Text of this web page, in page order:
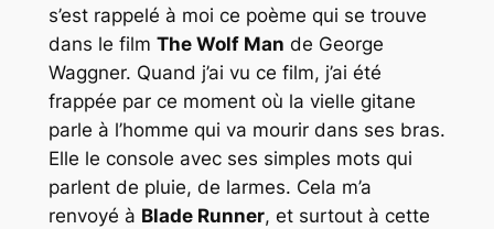
s’est rappelé à moi ce poème qui se trouve
dans le film The Wolf Man de George
Waggner. Quand j’ai vu ce film, j’ai été
frappée par ce moment où la vielle gitane
parle à l’homme qui va mourir dans ses bras.
Elle le console avec ses simples mots qui
parlent de pluie, de larmes. Cela m’a
renvoyé à Blade Runner, et surtout à cette